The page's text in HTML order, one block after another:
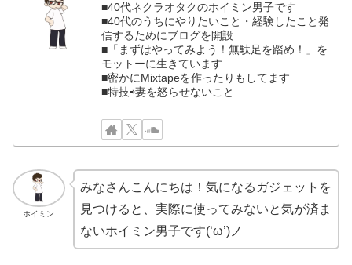
■40代ネクラオタクのホイミン男子です
■40代のうちにやりたいこと・経験したこと発
信するためにブログを開設
■「まずはやってみよう！無駄足を踏め！」を
モットーに生きています
■密かにMixtapeを作ったりもしてます
■特技⇨妻を怒らせないこと
ホイミン
みなさんこんにちは！気になるガジェットを
見つけると、実際に使ってみないと気が済ま
ないホイミン男子です(‘ω’)ノ